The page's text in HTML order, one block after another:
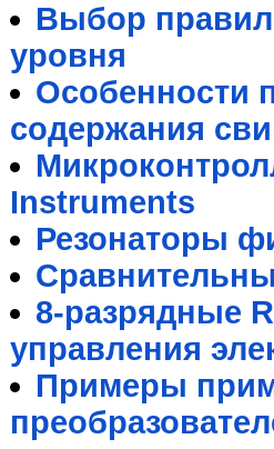
Выбор
уровня
Особенности
содержания
Instruments
Резонаторы
8-разрядные
управления
Примеры